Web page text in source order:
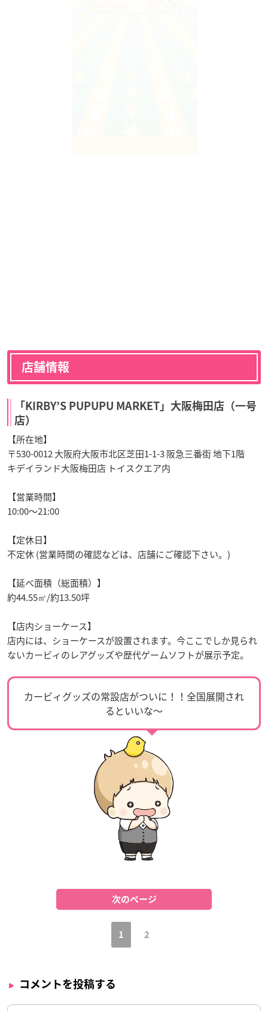
店舗情報
「KIRBY’S PUPUPU MARKET」大阪梅田店（一号
店）
【所在地】
〒530-0012 大阪府大阪市北区芝田1-1-3 阪急三番街 地下1階
キデイランド大阪梅田店 トイスクエア内
【営業時間】
10:00～21:00
【定休日】
不定休 (営業時間の確認などは、店舗にご確認下さい。)
【延べ面積（総面積）】
約44.55㎡/約13.50坪
【店内ショーケース】
店内には、ショーケースが設置されます。今ここでしか見られ
ないカービィのレアグッズや歴代ゲームソフトが展示予定。
カービィグッズの常設店がついに！！全国展開され
るといいな〜
次のページ
1 2
コメントを投稿する